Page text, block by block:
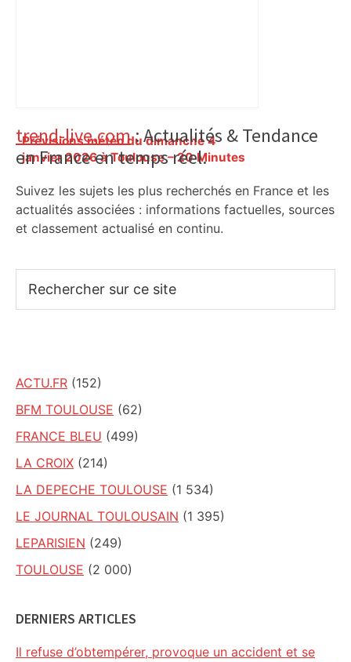
Prévisions météo du dimanche 4
janvier 2026 à Toulouse – 20 Minutes
Primary
Sidebar
trend-live.com: Actualités & Tendance
en France en temps réel.
Suivez les sujets les plus recherchés en France et les
actualités associées : informations factuelles, sources
et classement actualisé en continu.
sur
ACTU.FR (152)
BFM TOULOUSE (62)
FRANCE BLEU (499)
LA CROIX (214)
LA DEPECHE TOULOUSE (1 534)
LE JOURNAL TOULOUSAIN (1 395)
LEPARISIEN (249)
TOULOUSE (2 000)
DERNIERS ARTICLES
Il refuse d’obtempérer, provoque un accident et se